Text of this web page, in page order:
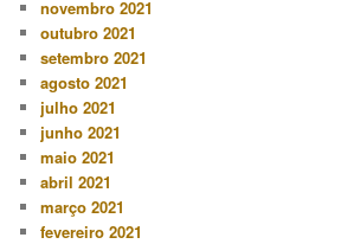
novembro 2021
outubro 2021
setembro 2021
agosto 2021
julho 2021
junho 2021
maio 2021
abril 2021
março 2021
fevereiro 2021